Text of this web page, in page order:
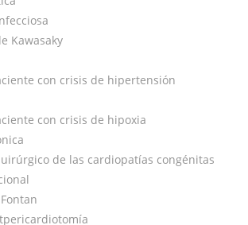
Kawasaky
con crisis de hipertensión
con crisis de hipoxia
de las cardiopatías congénitas